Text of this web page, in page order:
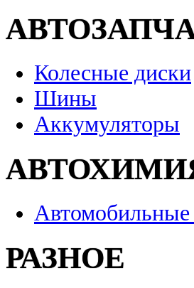
Колесные диски
Шины
Аккумуляторы
Автомобильные
РАЗНОЕ